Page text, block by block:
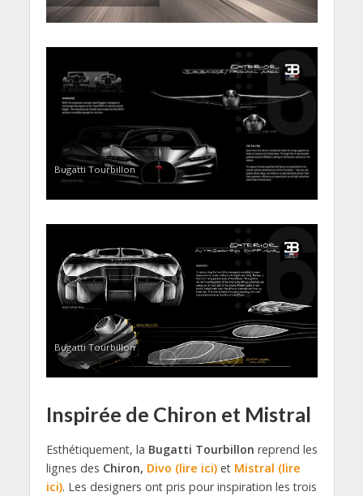
Bugatti Tourbillon
Bugatti Tourbillon
Inspirée de Chiron et Mistral
Esthétiquement, la Bugatti Tourbillon reprend les
lignes des Chiron, Divo (lire ici)et Mistral (lire
ici). Les designers ont pris pour inspiration les trois